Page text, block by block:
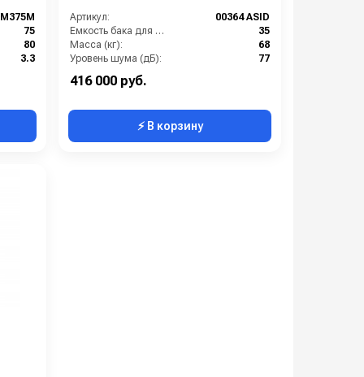
75
80
3.3
Артикул:
00364 ASID
Емкость бака для мусора (л):
35
Масса (кг):
68
Уровень шума (дБ):
77
416 000 руб.
⚡ В корзину